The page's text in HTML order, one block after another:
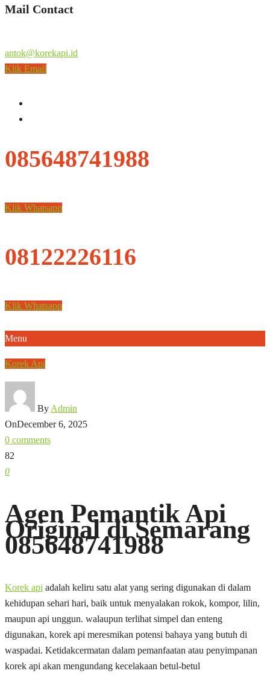
Mail Contact
antok@korekapi.id
Klik Email
085648741988
Klik Whatsapp
08122226116
Klik Whatsapp
Menu
Korek Api
By Admin
OnDecember 6, 2025
0 comments
82
0
Agen Pemantik Api
Original di Semarang
085648741988
Korek api adalah keliru satu alat yang sering digunakan di dalam
kehidupan sehari hari, baik untuk menyalakan rokok, kompor, lilin,
maupun api unggun. walaupun terlihat simpel dan enteng
digunakan, korek api meresmikan potensi bahaya yang butuh di
waspadai. Ketidakcermatan dalam pemanfaatan atau penyimpanan
korek api akan mengundang kecelakaan betul-betul